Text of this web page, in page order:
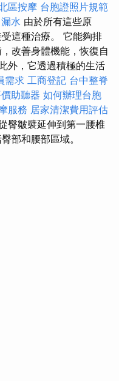
區按摩 台胞證照片規範
水 由於所有這些原
這種治療。 它能夠排
改善身體機能，恢復自
外，它透過積極的生活
需求 工商登記 台中整脊
助聽器 如何辦理台胞
服務 居家清潔費用評估
臀皺襞延伸到第一腰椎
部和腰部區域。